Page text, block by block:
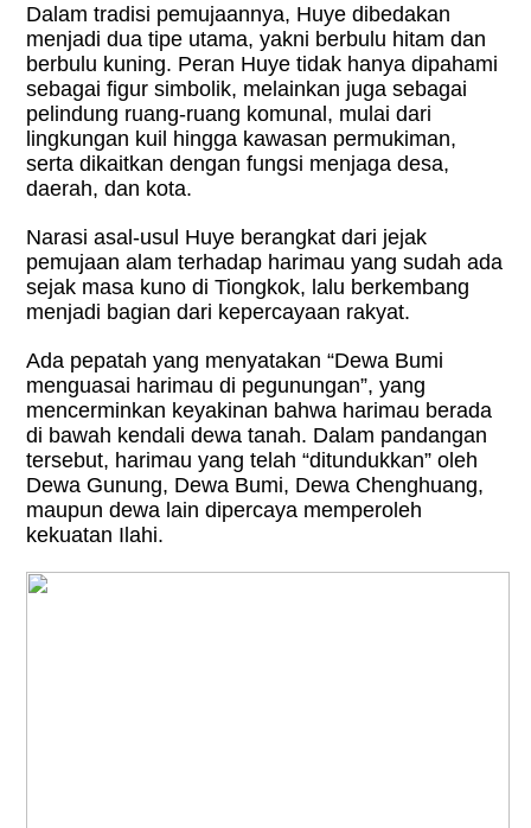
Dalam tradisi pemujaannya, Huye dibedakan
menjadi dua tipe utama, yakni berbulu hitam dan
berbulu kuning. Peran Huye tidak hanya dipahami
sebagai figur simbolik, melainkan juga sebagai
pelindung ruang-ruang komunal, mulai dari
lingkungan kuil hingga kawasan permukiman,
serta dikaitkan dengan fungsi menjaga desa,
daerah, dan kota.
Narasi asal-usul Huye berangkat dari jejak
pemujaan alam terhadap harimau yang sudah ada
sejak masa kuno di Tiongkok, lalu berkembang
menjadi bagian dari kepercayaan rakyat.
Ada pepatah yang menyatakan “Dewa Bumi
menguasai harimau di pegunungan”, yang
mencerminkan keyakinan bahwa harimau berada
di bawah kendali dewa tanah. Dalam pandangan
tersebut, harimau yang telah “ditundukkan” oleh
Dewa Gunung, Dewa Bumi, Dewa Chenghuang,
maupun dewa lain dipercaya memperoleh
kekuatan Ilahi.